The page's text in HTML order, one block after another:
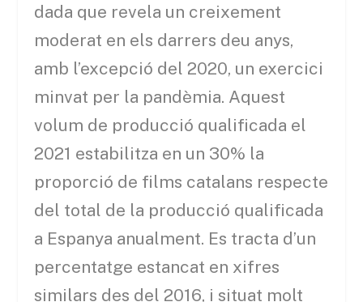
dada que revela un creixement
moderat en els darrers deu anys,
amb l’excepció del 2020, un exercici
minvat per la pandèmia. Aquest
volum de producció qualificada el
2021 estabilitza en un 30% la
proporció de films catalans respecte
del total de la producció qualificada
a Espanya anualment. Es tracta d’un
percentatge estancat en xifres
similars des del 2016, i situat molt